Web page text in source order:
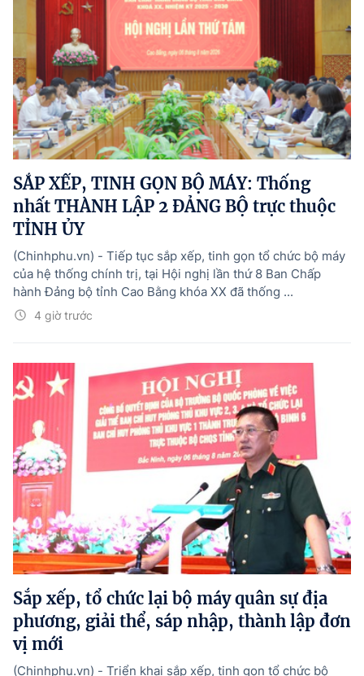
SẮP XẾP, TINH GỌN BỘ MÁY: Thống
nhất THÀNH LẬP 2 ĐẢNG BỘ trực thuộc
TỈNH ỦY
4 giờ trước
(Chinhphu.vn) - Tiếp tục sắp xếp, tinh gọn tổ chức bộ máy
của hệ thống chính trị, tại Hội nghị lần thứ 8 Ban Chấp
hành Đảng bộ tỉnh Cao Bằng khóa XX đã thống ...
Sắp xếp, tổ chức lại bộ máy quân sự địa
phương, giải thể, sáp nhập, thành lập đơn
vị mới
(Chinhphu.vn) - Triển khai sắp xếp, tinh gọn tổ chức bộ